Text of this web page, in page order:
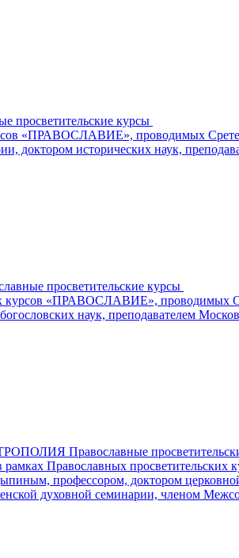
курсы
«ПРАВОСЛАВИЕ», проводимых
доктором исторических наук,
просветительские курсы
курсов «ПРАВОСЛАВИЕ», проводимых
наук, преподавателем
Православные
рамках Православных
профессором, доктором
духовной семинарии, членом